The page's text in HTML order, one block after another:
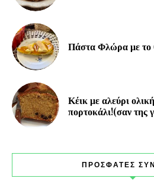
Πάστα Φλώρα με το
Κέικ με αλεύρι
πορτοκάλι!(σαν της
ΠΡΟΣΦΑΤΕΣ